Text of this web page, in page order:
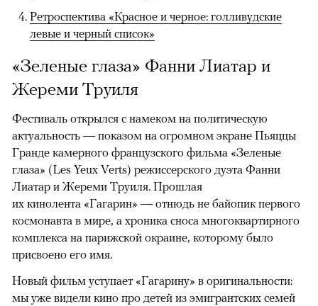
Ретроспектива «Красное и черное: голливудские
левые и черный список»
«Зеленые глаза» Фанни Лиатар и
Жереми Труиля
Фестиваль открылся с намеком на политическую
актуальность — показом на огромном экране Пьяццы
Гранде камерного французского фильма «Зеленые
глаза» (Les Yeux Verts) режиссерского дуэта Фанни
Лиатар и Жереми Труиля. Прошлая
их кинолента «Гагарин» — отнюдь не байопик первого
космонавта в мире, а хроника сноса многоквартирного
комплекса на парижской окраине, которому было
присвоено его имя.
Новый фильм уступает «Гагарину» в оригинальности:
мы уже видели кино про детей из эмигрантских семей